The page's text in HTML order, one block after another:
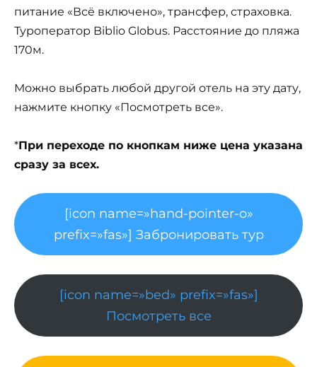
питание «Всё включено», трансфер, страховка.
Туроператор Biblio Globus. Расстояние до пляжа
170м.
Можно выбрать любой другой отель на эту дату,
нажмите кнопку «Посмотреть все».
*При переходе по кнопкам ниже цена указана
сразу за всех.
[icon name=»hand-pointer-o»
prefix=»fas»] Забронировать тур
[icon name=»bed» prefix=»fas»]
Посмотреть все